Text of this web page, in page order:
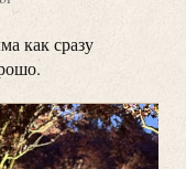
как сразу